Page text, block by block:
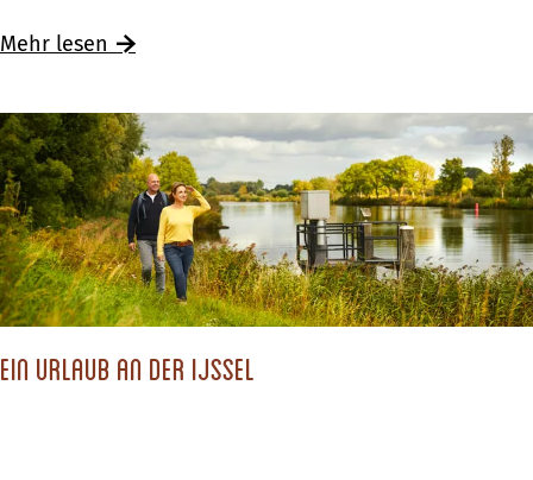
d
r
A
c
h
t
e
h
a
d
s
c
h
a
f
t
e
Mehr lesen Ü
e
r
L
i
l
a
L
a
Ein Urlaub an der IJssel